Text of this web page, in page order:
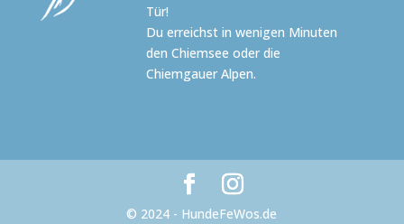
Tür!
Du erreichst in wenigen Minuten
den Chiemsee oder die
Chiemgauer Alpen.
© 2024 - HundeFeWos.de